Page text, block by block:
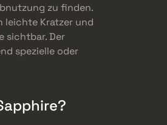
zu finden.
leichte Kratzer und
sichtbar. Der
spezielle oder